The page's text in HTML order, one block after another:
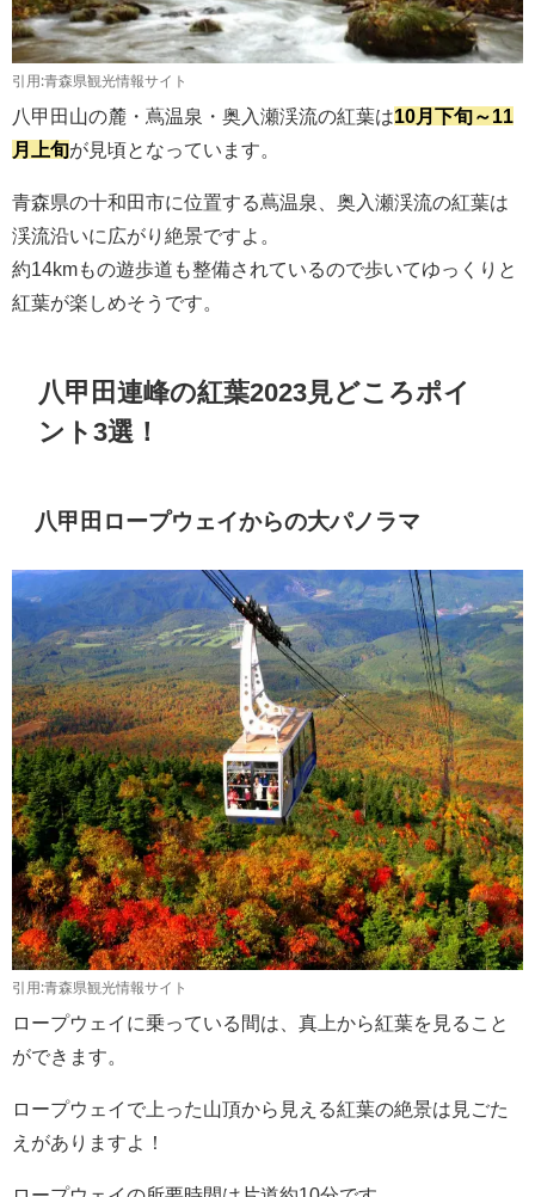
引用:青森県観光情報サイト
八甲田山の麓・蔦温泉・奥入瀬渓流の紅葉は10月下旬～11
月上旬が見頃となっています。
青森県の十和田市に位置する蔦温泉、奥入瀬渓流の紅葉は
渓流沿いに広がり絶景ですよ。
約14kmもの遊歩道も整備されているので歩いてゆっくりと
紅葉が楽しめそうです。
八甲田連峰の紅葉2023見どころポイ
ント3選！
八甲田ロープウェイからの大パノラマ
引用:青森県観光情報サイト
ロープウェイに乗っている間は、真上から紅葉を見ること
ができます。
ロープウェイで上った山頂から見える紅葉の絶景は見ごた
えがありますよ！